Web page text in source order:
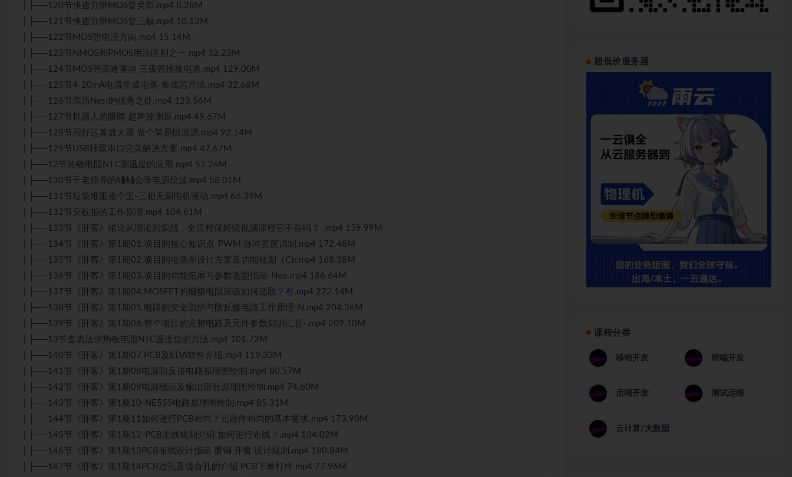
| ├──120节快速分辨MOS管类型.mp4 8.28M
| ├──121节快速分辨MOS管三极.mp4 10.12M
| ├──122节MOS管电流方向.mp4 15.14M
| ├──123节NMOS和PMOS用法区别之一.mp4 32.23M
| ├──124节MOS管高速驱动 三极管推挽电路.mp4 129.00M
| ├──125节4-20mA电流生成电路-集成芯片法.mp4 32.68M
| ├──126节亲历Nest的优秀之处.mp4 123.56M
| ├──127节机器人的眼睛 超声波测距.mp4 49.67M
| ├──128节用好运算放大器 做个简易恒流源.mp4 92.14M
| ├──129节USB转双串口完美解决方案.mp4 47.67M
| ├──12节热敏电阻NTC测温度的应用.mp4 52.26M
| ├──130节于老师养的蛐蛐会降电源纹波.mp4 58.01M
| ├──131节垃圾堆里捡个宝-三相无刷电机驱动.mp4 66.39M
| ├──132节灭蚊拍的工作原理.mp4 104.61M
| ├──133节《肝客》绪论从理论到实战，全流程保姆级视频课程它不香吗？-.mp4 159.99M
| ├──134节《肝客》第1期01.项目的核心知识点-PWM 脉冲宽度调制.mp4 172.48M
| ├──135节《肝客》第1期02.项目的电路图设计方案及功能规划（Ctr.mp4 168.38M
| ├──136节《肝客》第1期03.项目的功能拓展与参数选型指南-Neo.mp4 186.64M
| ├──137节《肝客》第1期04.MOSFET的栅极电阻应该如何选取？有.mp4 272.14M
| ├──138节《肝客》第1期05.电路的安全防护与防反接电路工作原理-N.mp4 204.36M
| ├──139节《肝客》第1期06.整个项目的完整电路及元件参数知识汇总-.mp4 209.10M
| ├──13节查表法求热敏电阻NTC温度值的方法.mp4 101.72M
| ├──140节《肝客》第1期07.PCB及EDA软件介绍.mp4 119.33M
| ├──141节《肝客》第1期08电源防反接电路原理图绘制.mp4 80.57M
| ├──142节《肝客》第1期09电源稳压及输出部分原理图绘制.mp4 74.60M
| ├──143节《肝客》第1期10-NE555电路原理图绘制.mp4 85.31M
| ├──144节《肝客》第1期11如何进行PCB布局？元器件布局的基本要求.mp4 173.90M
| ├──145节《肝客》第1期12-PCB走线规则介绍 如何进行布线？.mp4 134.02M
| ├──146节《肝客》第1期13PCB布线设计指南 覆铜 开窗 设计规则.mp4 180.84M
| ├──147节《肝客》第1期14PCB过孔及缝合孔的介绍 PCB下单打样.mp4 77.96M
超低价服务器
课程分类
移动开发 前端开发
后端开发 测试运维
云计算/大数据